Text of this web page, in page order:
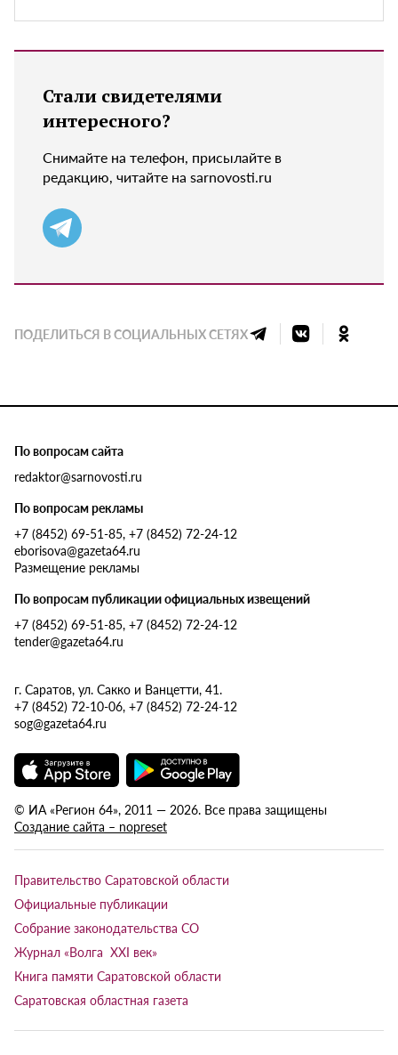
Стали свидетелями
интересного?
Снимайте на телефон, присылайте в
редакцию, читайте на sarnovosti.ru
ПОДЕЛИТЬСЯ В СОЦИАЛЬНЫХ СЕТЯХ
По вопросам сайта
redaktor@sarnovosti.ru
По вопросам рекламы
+7 (8452) 69-51-85, +7 (8452) 72-24-12
eborisova@gazeta64.ru
Размещение рекламы
По вопросам публикации официальных извещений
+7 (8452) 69-51-85, +7 (8452) 72-24-12
tender@gazeta64.ru
г. Саратов, ул. Сакко и Ванцетти, 41.
+7 (8452) 72-10-06, +7 (8452) 72-24-12
sog@gazeta64.ru
© ИА «Регион 64», 2011 — 2026. Все права защищены
Создание сайта – nopreset
Правительство Саратовской области
Официальные публикации
Собрание законодательства СО
Журнал «Волга XXI век»
Книга памяти Саратовской области
Саратовская областная газета